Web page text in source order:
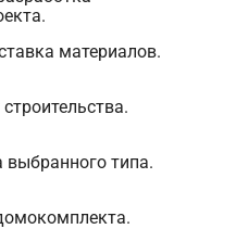
материалов.
типа.